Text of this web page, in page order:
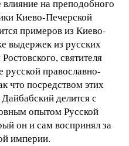
на преподобного
Киево-Печерской
примеров из Киево-
выдержек из русских
святителя
православно-
что посредством этих
делится с
опытом Русской
он и сам воспринял за
империи.